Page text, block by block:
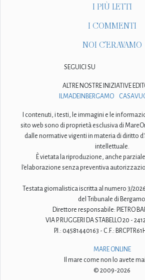
I PIÙ LETTI
I COMMENTI
NOI C'ERAVAMO
SEGUICI SU
ALTRE NOSTRE INIZIATIVE
ILMADEINBERGAMO
I contenuti, i testi, le immagini e le
sito web sono di proprietà esclusiva di
dalle normative vigenti in materia di diritto
intellettuale.
È vietata la riproduzione, anche
l'elaborazione senza preventiva
Testata giornalistica iscritta al numero 3/
del Tribunale di
Direttore responsabile: PIETRO
VIA P. RUGGERI DA STABELLO 20 -
P.I.: 04581440163 - C.F.:
MARE ONLINE
Il mare come non lo avete
© 2009-2026